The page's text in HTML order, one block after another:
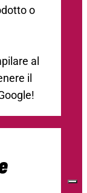
o
al
il